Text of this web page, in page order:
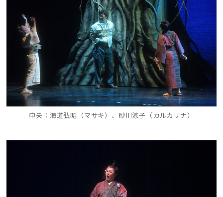
中央：海道弘昭（マサキ）、砂川涼子（カルカリナ）